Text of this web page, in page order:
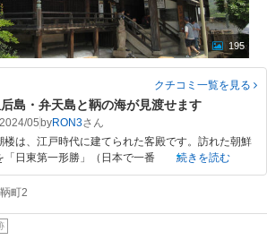
195
クチコミ一覧を見る
島・弁天島と鞆の海が見渡せます
05 byRON3
は、江戸時代に建てられた客殿です。訪れた朝鮮
日東第一形勝」（日本で一番
続きを読む
町2